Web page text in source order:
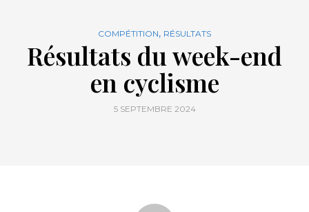
COMPÉTITION, RÉSULTATS
Résultats du week-end
en cyclisme
5 SEPTEMBRE 2024